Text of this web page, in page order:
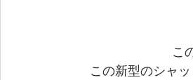
こ
この新型のシャ